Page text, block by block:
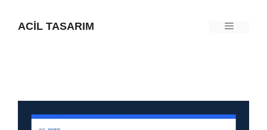
İçeriğeACIL TASARIM Menü